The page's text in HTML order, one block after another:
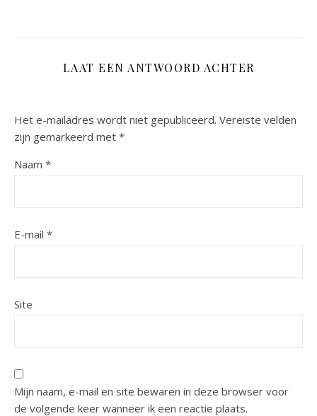
LAAT EEN ANTWOORD ACHTER
Het e-mailadres wordt niet gepubliceerd. Vereiste velden
zijn gemarkeerd met *
Naam *
E-mail *
Site
Mijn naam, e-mail en site bewaren in deze browser voor
de volgende keer wanneer ik een reactie plaats.